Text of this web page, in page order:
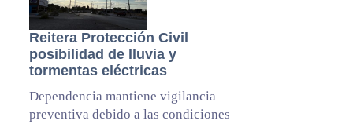
Reitera Protección Civil
posibilidad de lluvia y
tormentas eléctricas
Dependencia mantiene vigilancia
preventiva debido a las condiciones